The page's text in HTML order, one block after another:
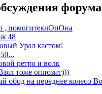
форума
, помогитеклОпОна
48
Урал кастом!
ретро и волк
тоже оппозит)))
обод на переднее колесо